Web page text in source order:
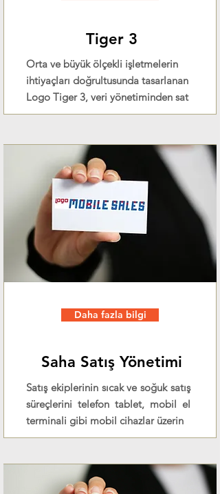
Tiger 3
Orta ve büyük ölçekli işletmelerin
ihtiyaçları doğrultusunda tasarlanan
Logo Tiger 3, veri yönetiminden sat
Daha fazla bilgi
Saha Satış Yönetimi
Satış ekiplerinin sıcak ve soğuk satış
süreçlerini telefon tablet, mobil el
terminali gibi mobil cihazlar üzerin